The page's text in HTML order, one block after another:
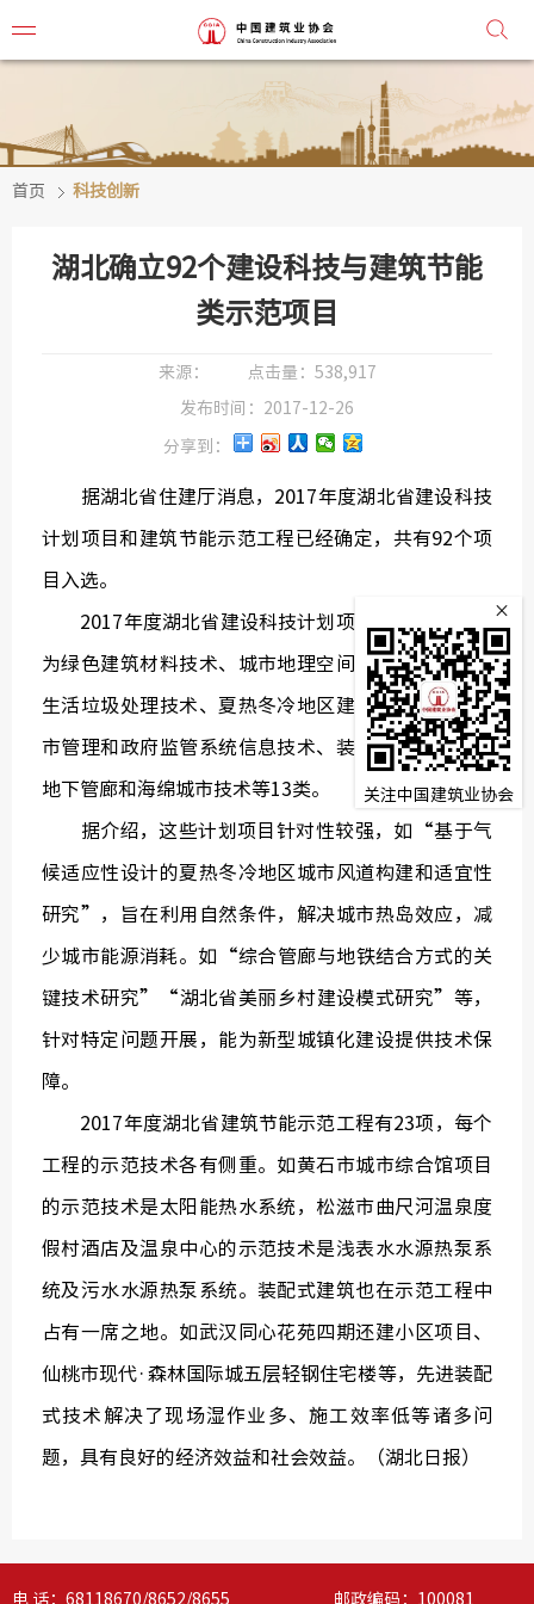
中国建
首页 科技创新
湖北确立92个建设科技与建筑节能
类示范项目
来源： 点击量： 538,917
发布时间： 2017-12-26
分享到：
据湖北省住建厅消息，2017年度湖北省建设科技
计划项目和建筑节能示范工程已经确定，共有92个项
目入选。
2017年度湖北省建设科技计划项目共有69个，分
为绿色建筑材料技术、城市地理空间信息技术、城镇
生活垃圾处理技术、夏热冬冷地区建筑节能技术、城
市管理和政府监管系统信息技术、装配式施工技术、
地下管廊和海绵城市技术等13类。
据介绍，这些计划项目针对性较强，如“基于气
候适应性设计的夏热冬冷地区城市风道构建和适宜性
研究”，旨在利用自然条件，解决城市热岛效应，减
少城市能源消耗。如“综合管廊与地铁结合方式的关
键技术研究”“湖北省美丽乡村建设模式研究”等，
针对特定问题开展，能为新型城镇化建设提供技术保
障。
2017年度湖北省建筑节能示范工程有23项，每个
工程的示范技术各有侧重。如黄石市城市综合馆项目
的示范技术是太阳能热水系统，松滋市曲尺河温泉度
假村酒店及温泉中心的示范技术是浅表水水源热泵系
统及污水水源热泵系统。装配式建筑也在示范工程中
占有一席之地。如武汉同心花苑四期还建小区项目、
仙桃市现代·森林国际城五层轻钢住宅楼等，先进装配
式技术解决了现场湿作业多、施工效率低等诸多问
题，具有良好的经济效益和社会效益。（湖北日报）
电 话：68118670/8652/8655 邮政编码：100081
×
关注中国建筑业协会